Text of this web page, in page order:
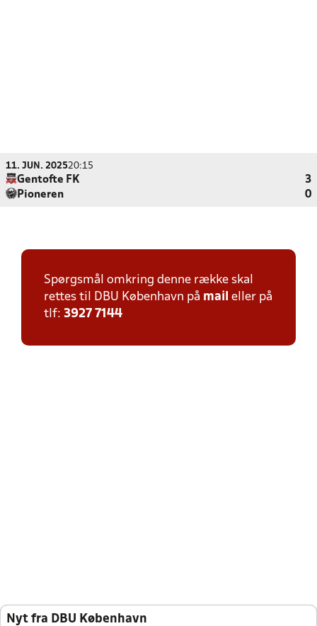
11. JUN. 202520:15
Gentofte FK
3
Pioneren
0
Spørgsmål omkring denne række skal
rettes til DBU København på mail eller på
tlf: 3927 7144
Nyt fra DBU København